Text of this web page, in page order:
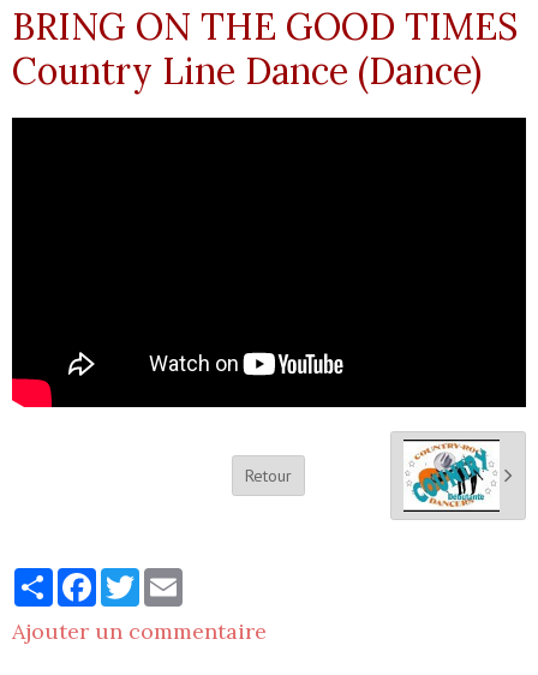
BRING ON THE GOOD TIMES
Country Line Dance (Dance)
Retour
PartagerFacebookTwitter
Ajouter un commentaire